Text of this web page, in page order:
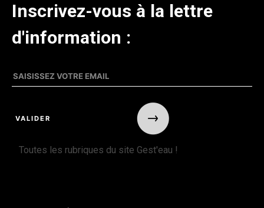
Inscrivez-vous à la lettre
d'information :
Toutes les rubriques du site Gest'eau !